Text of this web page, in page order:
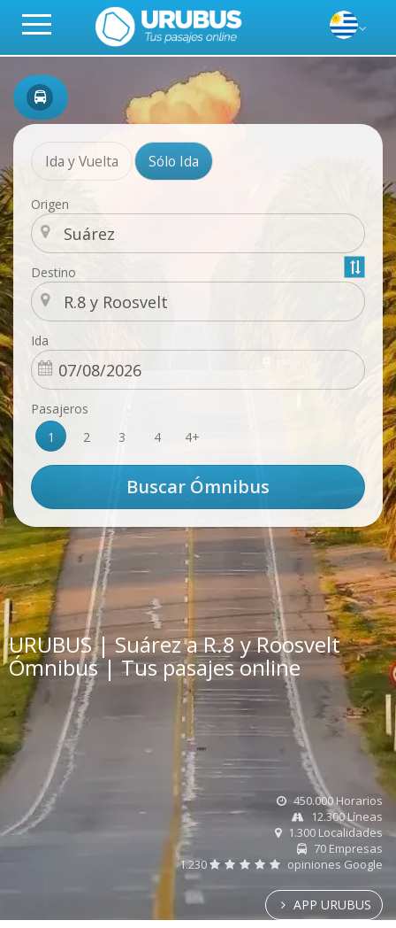
Ida y Vuelta Sólo Ida
Origen
Destino
Ida
Pasajeros
1
2 3 4 4+
URUBUS | Suárez a R.8 y Roosvelt
Ómnibus | Tus pasajes online
450.000 Horarios
12.300 Líneas
1.300 Localidades
70 Empresas
1.230
opiniones Google
APP URUBUS